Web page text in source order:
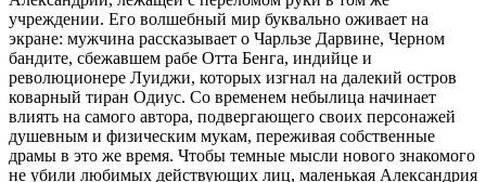
учреждении. Его волшебный мир буквально оживает на
экране: мужчина рассказывает о Чарльзе Дарвине, Черном
бандите, сбежавшем рабе Отта Бенга, индийце и
революционере Луиджи, которых изгнал на далекий остров
коварный тиран Одиус. Со временем небылица начинает
влиять на самого автора, подвергающего своих персонажей
душевным и физическим мукам, переживая собственные
драмы в это же время. Чтобы темные мысли нового знакомого
не убили любимых действующих лиц, маленькая Александрия